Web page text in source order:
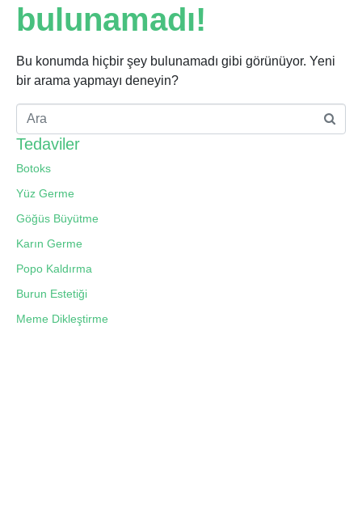
bulunamadı!
Bu konumda hiçbir şey bulunamadı gibi görünüyor. Yeni
bir arama yapmayı deneyin?
Tedaviler
Botoks
Yüz Germe
Göğüs Büyütme
Karın Germe
Popo Kaldırma
Burun Estetiği
Meme Dikleştirme